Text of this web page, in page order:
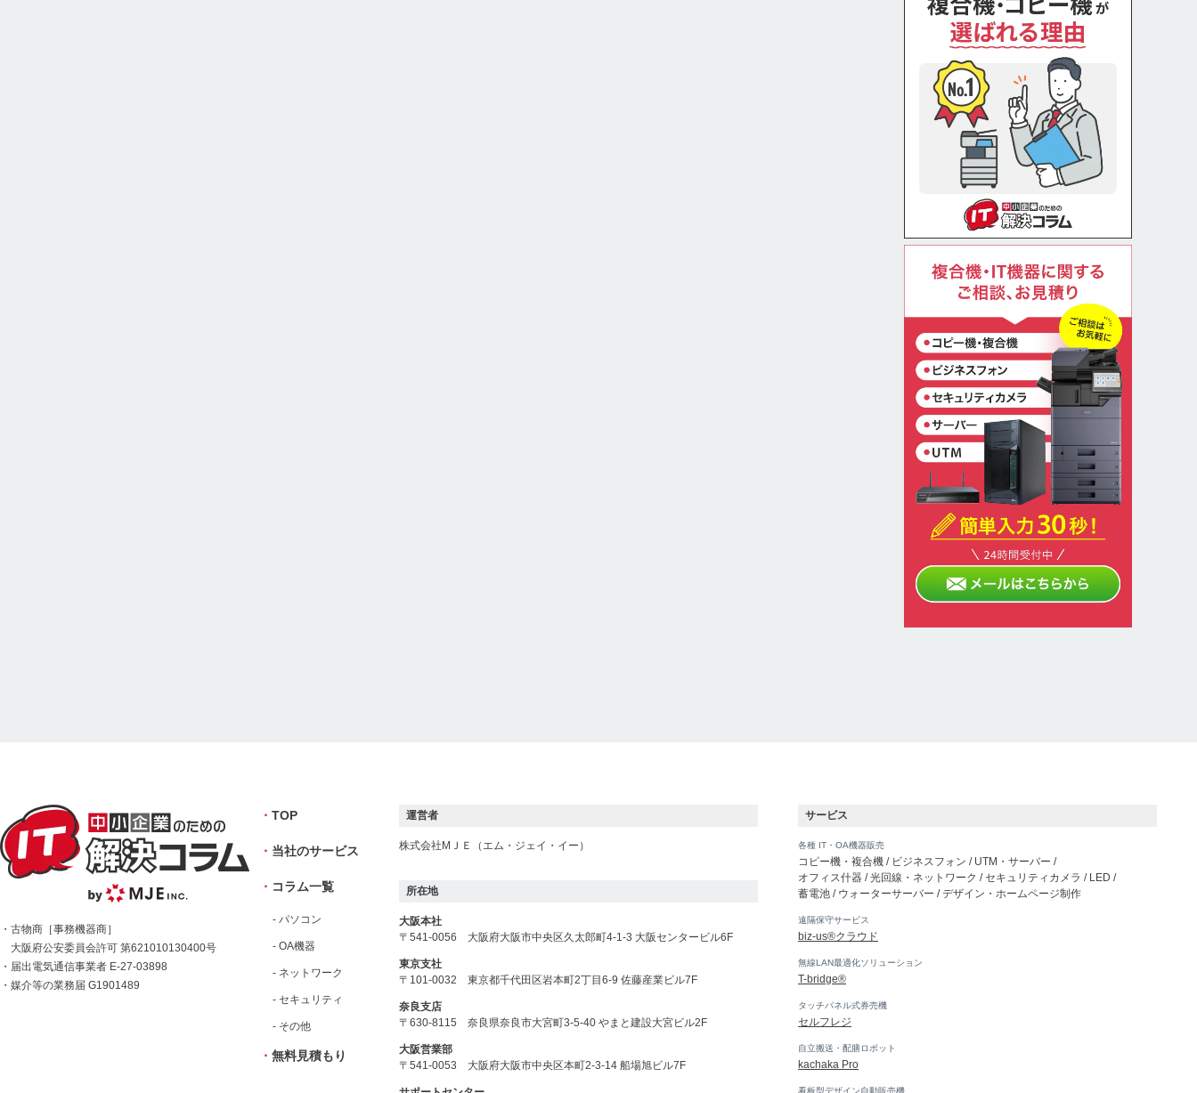
・古物商［事務機器商］
大阪府公安委員会許可 第621010130400号
・届出電気通信事業者 E-27-03898
・媒介等の業務届 G1901489
・TOP
・ 当社のサービス
・ コラム一覧
- パソコン
- OA機器
- ネットワーク
- セキュリティ
- その他
・無料見積もり
運営者
株式会社МＪＥ（エム・ジェイ・イー）
所在地
大阪本社
〒541-0056 大阪府大阪市中央区久太郎町4-1-3 大阪センタービル6F
東京支社
〒101-0032 東京都千代田区岩本町2丁目6-9 佐藤産業ビル7F
奈良支店
〒630-8115 奈良県奈良市大宮町3-5-40 やまと建設大宮ビル2F
大阪営業部
〒541-0053 大阪府大阪市中央区本町2-3-14 船場旭ビル7F
サービス
各種 IT・OA機器販売
コピー機・複合機 / ビジネスフォン / UTM・サーバー /
オフィス什器 / 光回線・ネットワーク / セキュリティカメラ / LED /
蓄電池 / ウォーターサーバー / デザイン・ホームページ制作
遠隔保守サービス
biz-us®クラウド
無線LAN最適化ソリューション
T-bridge®
タッチパネル式券売機
セルフレジ
自立搬送・配膳ロボット
kachaka Pro